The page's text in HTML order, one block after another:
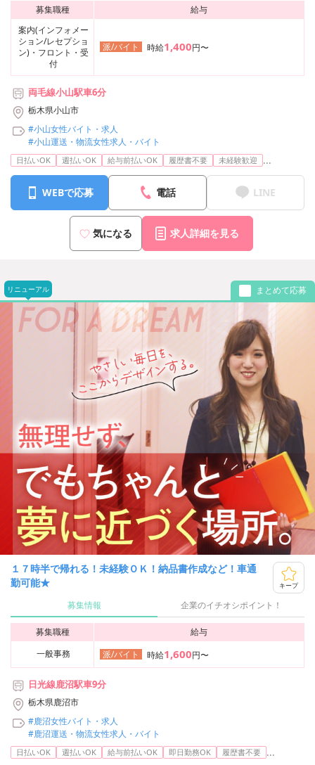
募集職種
給与
案内(インフォメー
ション/レセプショ
ン)・フロント・受
付
派/バイト 時給1,400円〜
両毛線小山駅車6分
栃木県小山市
#小山女性バイト・求人
#小山運送・物流女性求人・バイト
日払いOK 週払いOK 給与前払いOK 履歴書不要 未経験歓迎 ...
WEBで応募 電話 LINE
気になる 求人詳細を見る
リニューアル まとめて応募
１７時半で帰れる！未経験ＯＫ！納品書作成など！車通
勤可能★
キープ
募集情報 企業のイチオシポイント！
募集職種
給与
一般事務
派/バイト 時給1,600円〜
日光線鹿沼駅車9分
栃木県鹿沼市
#鹿沼女性バイト・求人
#鹿沼運送・物流女性求人・バイト
日払いOK 週払いOK 給与前払いOK 即日勤務OK 履歴書不要 ...